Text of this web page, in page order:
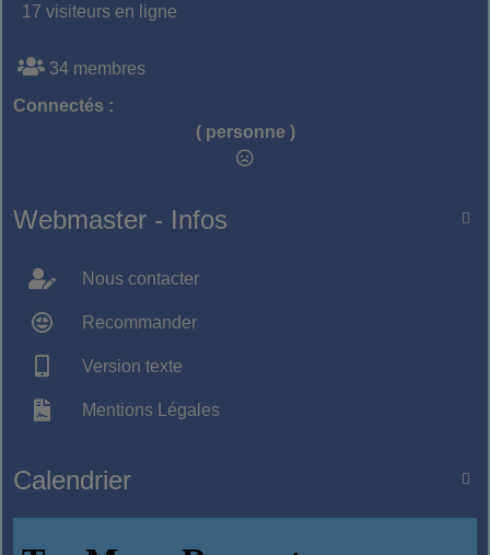
17 visiteurs en ligne
34 membres
Connectés :
( personne )

Webmaster - Infos
Nous contacter
Recommander
Version texte
Mentions Légales

Calendrier